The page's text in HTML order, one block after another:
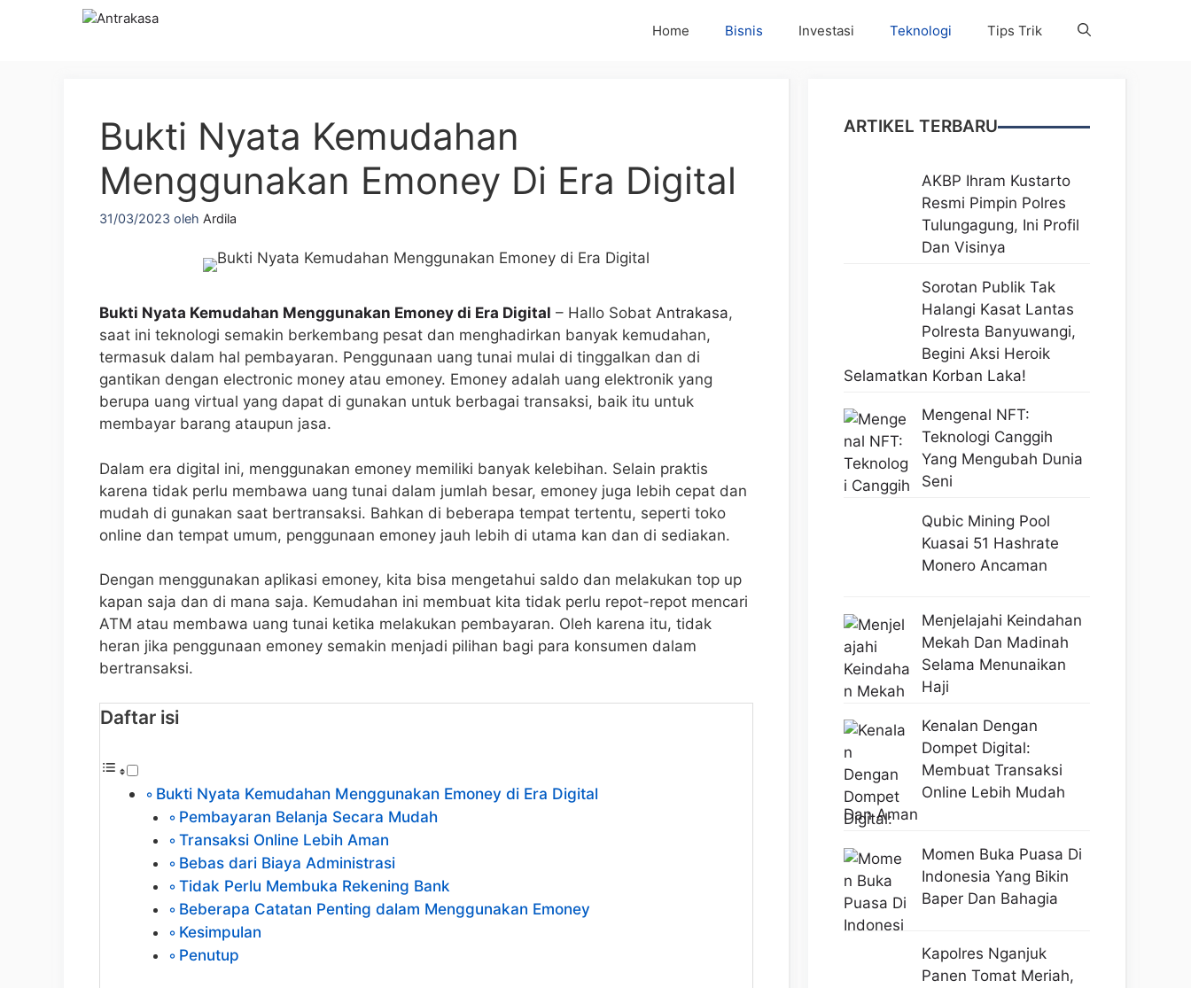
Home Bisnis Investasi Teknologi Tips Trik
Bukti Nyata Kemudahan
Menggunakan Emoney Di Era Digital
31/03/2023 oleh Ardila
Bukti Nyata Kemudahan Menggunakan Emoney di Era Digital – Hallo Sobat Antrakasa,
saat ini teknologi semakin berkembang pesat dan menghadirkan banyak kemudahan,
termasuk dalam hal pembayaran. Penggunaan uang tunai mulai di tinggalkan dan di
gantikan dengan electronic money atau emoney. Emoney adalah uang elektronik yang
berupa uang virtual yang dapat di gunakan untuk berbagai transaksi, baik itu untuk
membayar barang ataupun jasa.
Dalam era digital ini, menggunakan emoney memiliki banyak kelebihan. Selain praktis
karena tidak perlu membawa uang tunai dalam jumlah besar, emoney juga lebih cepat dan
mudah di gunakan saat bertransaksi. Bahkan di beberapa tempat tertentu, seperti toko
online dan tempat umum, penggunaan emoney jauh lebih di utama kan dan di sediakan.
Dengan menggunakan aplikasi emoney, kita bisa mengetahui saldo dan melakukan top up
kapan saja dan di mana saja. Kemudahan ini membuat kita tidak perlu repot-repot mencari
ATM atau membawa uang tunai ketika melakukan pembayaran. Oleh karena itu, tidak
heran jika penggunaan emoney semakin menjadi pilihan bagi para konsumen dalam
bertransaksi.
Daftar isi
Bukti Nyata Kemudahan Menggunakan Emoney di Era Digital
Pembayaran Belanja Secara Mudah
Transaksi Online Lebih Aman
Bebas dari Biaya Administrasi
Tidak Perlu Membuka Rekening Bank
Beberapa Catatan Penting dalam Menggunakan Emoney
Kesimpulan
Penutup
ARTIKEL TERBARU
AKBP Ihram Kustarto
Resmi Pimpin Polres
Tulungagung, Ini Profil
Dan Visinya
Sorotan Publik Tak
Halangi Kasat Lantas
Polresta Banyuwangi,
Begini Aksi Heroik
Selamatkan Korban Laka!
Mengenal NFT:
Teknologi Canggih
Yang Mengubah Dunia
Seni
Qubic Mining Pool
Kuasai 51 Hashrate
Monero Ancaman
Menjelajahi Keindahan
Mekah Dan Madinah
Selama Menunaikan
Haji
Kenalan Dengan
Dompet Digital:
Membuat Transaksi
Online Lebih Mudah
Dan Aman
Momen Buka Puasa Di
Indonesia Yang Bikin
Baper Dan Bahagia
Kapolres Nganjuk
Panen Tomat Meriah,